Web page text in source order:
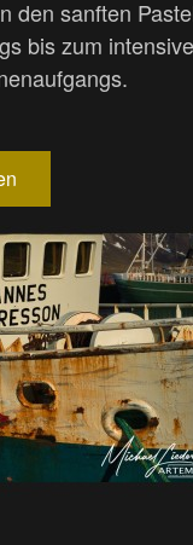
den sanften
bis zum